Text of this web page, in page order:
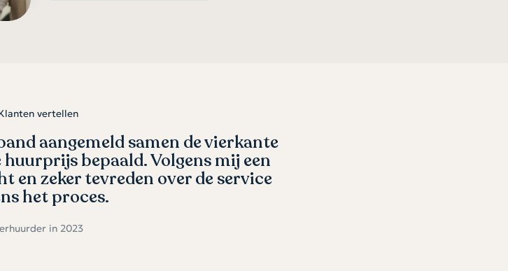
vertellen
verliep uitstekend. We werden
van de stand van zaken. Onze
maar dat komt omdat we heel veel
makelaar. Zover ik weet is alles
van deze makelaar.